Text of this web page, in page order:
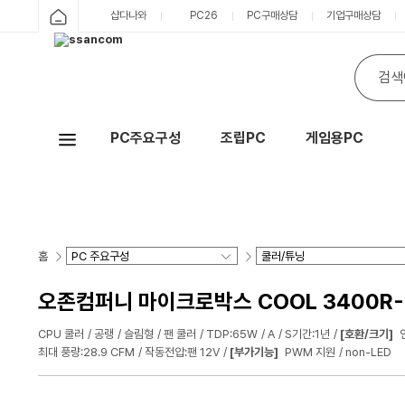
샵다나와 PC26 PC구매상담 기업구매상담
PC주요구성 조립PC 게임용PC
홈
오존컴퍼니 마이크로박스 COOL
CPU 쿨러 공랭 슬림형 팬 쿨러 TDP:65W A S기간:1년 [호환/크기]
최대 풍량:28.9 CFM
작동전압:팬 12V [부가기능] PWM 지원 non-LED